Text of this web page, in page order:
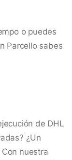
o puedes
Parcello sabes
de DHL
¿Un
nuestra